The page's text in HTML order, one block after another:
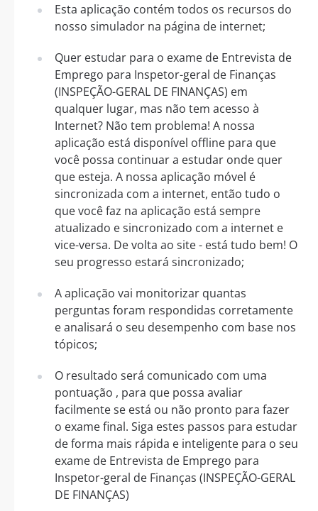
Esta aplicação contém todos os recursos do
nosso simulador na página de internet;
Quer estudar para o exame de Entrevista de
Emprego para Inspetor-geral de Finanças
(INSPEÇÃO-GERAL DE FINANÇAS) em
qualquer lugar, mas não tem acesso à
Internet? Não tem problema! A nossa
aplicação está disponível offline para que
você possa continuar a estudar onde quer
que esteja. A nossa aplicação móvel é
sincronizada com a internet, então tudo o
que você faz na aplicação está sempre
atualizado e sincronizado com a internet e
vice-versa. De volta ao site - está tudo bem! O
seu progresso estará sincronizado;
A aplicação vai monitorizar quantas
perguntas foram respondidas corretamente
e analisará o seu desempenho com base nos
tópicos;
O resultado será comunicado com uma
pontuação , para que possa avaliar
facilmente se está ou não pronto para fazer
o exame final. Siga estes passos para estudar
de forma mais rápida e inteligente para o seu
exame de Entrevista de Emprego para
Inspetor-geral de Finanças (INSPEÇÃO-GERAL
DE FINANÇAS)